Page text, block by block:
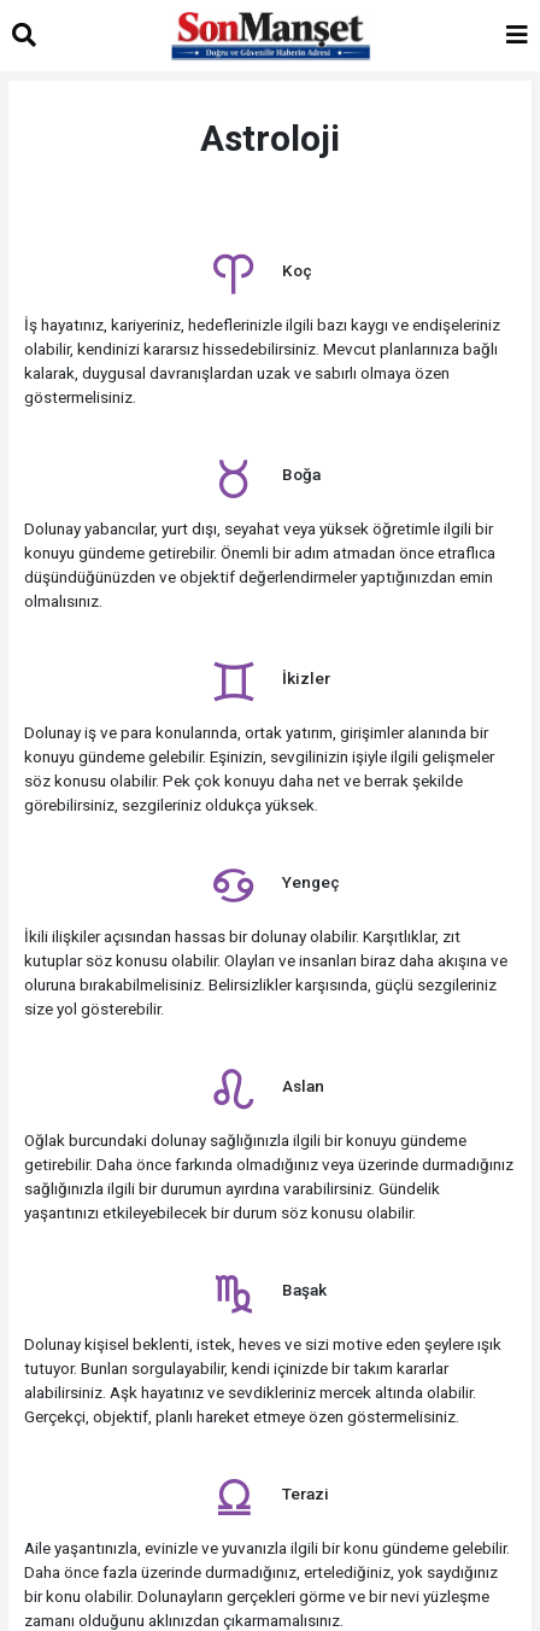
Astroloji
Koç
İş hayatınız, kariyeriniz, hedeflerinizle ilgili bazı kaygı ve endişeleriniz
olabilir, kendinizi kararsız hissedebilirsiniz. Mevcut planlarınıza bağlı
kalarak, duygusal davranışlardan uzak ve sabırlı olmaya özen
göstermelisiniz.
Boğa
Dolunay yabancılar, yurt dışı, seyahat veya yüksek öğretimle ilgili bir
konuyu gündeme getirebilir. Önemli bir adım atmadan önce etraflıca
düşündüğünüzden ve objektif değerlendirmeler yaptığınızdan emin
olmalısınız.
İkizler
Dolunay iş ve para konularında, ortak yatırım, girişimler alanında bir
konuyu gündeme gelebilir. Eşinizin, sevgilinizin işiyle ilgili gelişmeler
söz konusu olabilir. Pek çok konuyu daha net ve berrak şekilde
görebilirsiniz, sezgileriniz oldukça yüksek.
Yengeç
İkili ilişkiler açısından hassas bir dolunay olabilir. Karşıtlıklar, zıt
kutuplar söz konusu olabilir. Olayları ve insanları biraz daha akışına ve
oluruna bırakabilmelisiniz. Belirsizlikler karşısında, güçlü sezgileriniz
size yol gösterebilir.
Aslan
Oğlak burcundaki dolunay sağlığınızla ilgili bir konuyu gündeme
getirebilir. Daha önce farkında olmadığınız veya üzerinde durmadığınız
sağlığınızla ilgili bir durumun ayırdına varabilirsiniz. Gündelik
yaşantınızı etkileyebilecek bir durum söz konusu olabilir.
Başak
Dolunay kişisel beklenti, istek, heves ve sizi motive eden şeylere ışık
tutuyor. Bunları sorgulayabilir, kendi içinizde bir takım kararlar
alabilirsiniz. Aşk hayatınız ve sevdikleriniz mercek altında olabilir.
Gerçekçi, objektif, planlı hareket etmeye özen göstermelisiniz.
Terazi
Aile yaşantınızla, evinizle ve yuvanızla ilgili bir konu gündeme gelebilir.
Daha önce fazla üzerinde durmadığınız, ertelediğiniz, yok saydığınız
bir konu olabilir. Dolunayların gerçekleri görme ve bir nevi yüzleşme
zamanı olduğunu aklınızdan çıkarmamalısınız.